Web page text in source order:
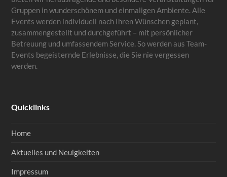
Gruppen in wunderschönem und einmaligen Ambiente. Alle
Events werden individuell nach Ihren Wünschen geplant,
zusammengestellt und durchgeführt – mit persönlicher
Betreuung und umfassendem Service. So werden aus Team-
Events begeisternde Erlebnisse, die Sie nie vergessen
werden.
Quicklinks
Home
Aktuelles und Neuigkeiten
Impressum